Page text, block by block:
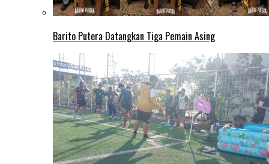
Barito Putera Datangkan Tiga Pemain Asing